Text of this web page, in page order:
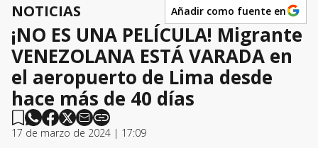
NOTICIAS Añadir como fuente en
¡NO ES UNA PELÍCULA! Migrante
VENEZOLANA ESTÁ VARADA en
el aeropuerto de Lima desde
hace más de 40 días
17 de marzo de 2024 | 17:09